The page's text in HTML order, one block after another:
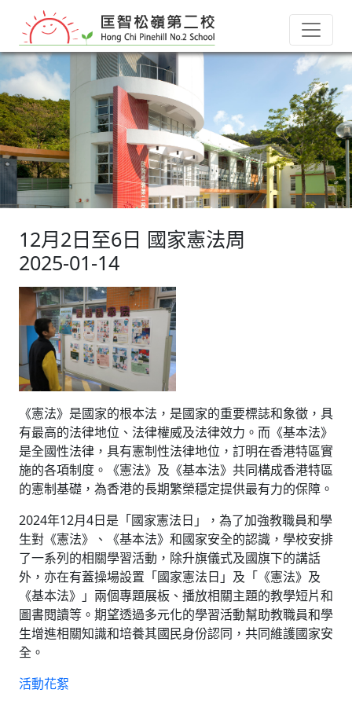
12月2日至6日 國家憲法周
2025-01-14
《憲法》是國家的根本法，是國家的重要標誌和象徵，具
有最高的法律地位、法律權威及法律效力。而《基本法》
是全國性法律，具有憲制性法律地位，訂明在香港特區實
施的各項制度。《憲法》及《基本法》共同構成香港特區
的憲制基礎，為香港的長期繁榮穩定提供最有力的保障。
2024年12月4日是「國家憲法日」，為了加強教職員和學
生對《憲法》、《基本法》和國家安全的認識，學校安排
了一系列的相關學習活動，除升旗儀式及國旗下的講話
外，亦在有蓋操場設置「國家憲法日」及「《憲法》及
《基本法》」兩個專題展板、播放相關主題的教學短片和
圖書閱讀等。期望透過多元化的學習活動幫助教職員和學
生增進相關知識和培養其國民身份認同，共同維護國家安
全。
活動花絮